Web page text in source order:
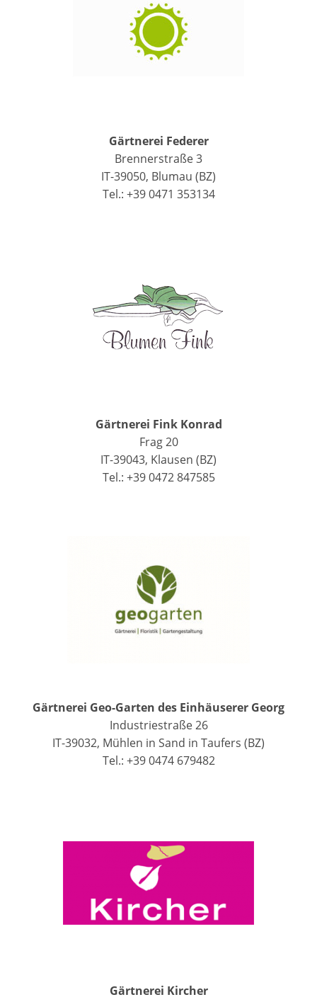
Gärtnerei Federer
Brennerstraße 3
IT-39050, Blumau (BZ)
Tel.: +39 0471 353134
Gärtnerei Fink Konrad
Frag 20
IT-39043, Klausen (BZ)
Tel.: +39 0472 847585
Gärtnerei Geo-Garten des Einhäuserer Georg
Industriestraße 26
IT-39032, Mühlen in Sand in Taufers (BZ)
Tel.: +39 0474 679482
Gärtnerei Kircher